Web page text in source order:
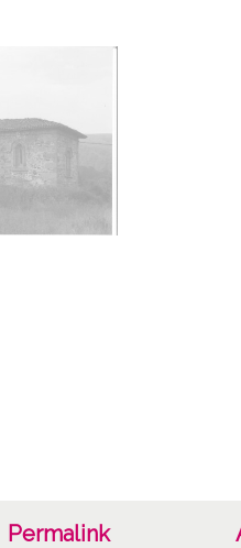
Permalink